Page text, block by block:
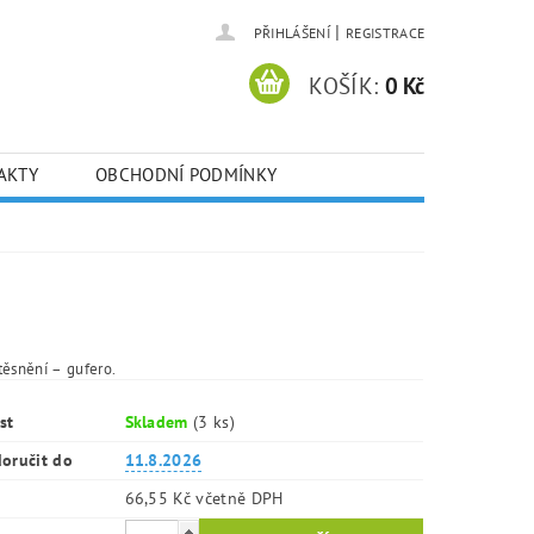
PŘIHLÁŠENÍ | REGISTRACE
KOŠÍK: 0 Kč
OBCHODNÍ PODMÍNKY
– gufero.
Skladem(3 ks)
do
11.8.2026
66,55 Kč včetně DPH